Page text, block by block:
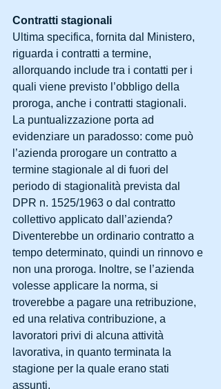
Contratti stagionali
Ultima specifica, fornita dal Ministero,
riguarda i contratti a termine,
allorquando include tra i contatti per i
quali viene previsto l’obbligo della
proroga, anche i contratti stagionali.
La puntualizzazione porta ad
evidenziare un paradosso: come può
l’azienda prorogare un contratto a
termine stagionale al di fuori del
periodo di stagionalità prevista dal
DPR n. 1525/1963 o dal contratto
collettivo applicato dall’azienda?
Diventerebbe un ordinario contratto a
tempo determinato, quindi un rinnovo e
non una proroga. Inoltre, se l’azienda
volesse applicare la norma, si
troverebbe a pagare una retribuzione,
ed una relativa contribuzione, a
lavoratori privi di alcuna attività
lavorativa, in quanto terminata la
stagione per la quale erano stati
assunti.